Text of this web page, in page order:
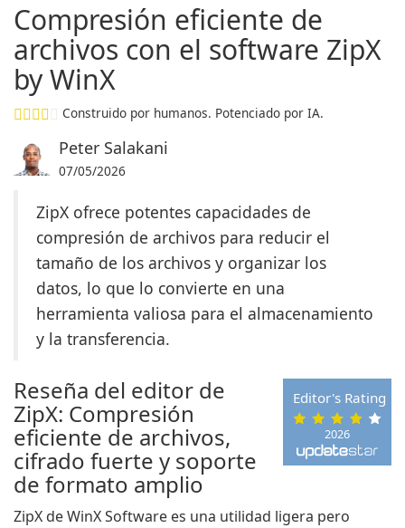
Compresión eficiente de
archivos con el software ZipX
by WinX
Construido por humanos. Potenciado por IA.
Peter Salakani
07/05/2026
ZipX ofrece potentes capacidades de
compresión de archivos para reducir el
tamaño de los archivos y organizar los
datos, lo que lo convierte en una
herramienta valiosa para el almacenamiento
y la transferencia.
2026
Editor's Rating
Reseña del editor de
ZipX: Compresión
eficiente de archivos,
cifrado fuerte y soporte
de formato amplio
ZipX de WinX Software es una utilidad ligera pero